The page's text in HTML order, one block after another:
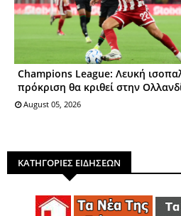
Champions League: Λευκή
πρόκριση θα κριθεί στην
August 05, 2026
ΚΑΤΗΓΟΡΙΕΣ ΕΙΔΗΣΕΩΝ